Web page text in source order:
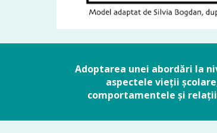
Adoptarea unei abordări la
aspectele vieții
comportamentele și